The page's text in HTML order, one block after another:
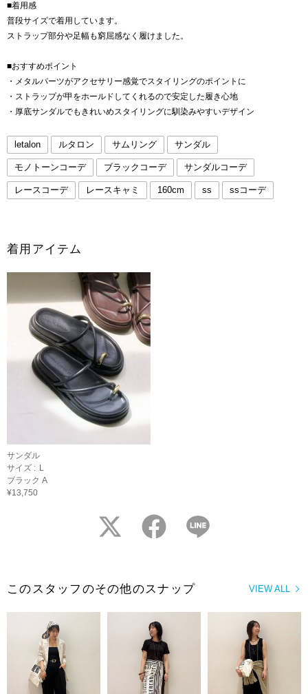
■着用感
普段サイズで着用しています。
ストラップ部分や足幅も窮屈感なく履けました。
■おすすめポイント
・メタルパーツがアクセサリー感覚でスタイリングのポイントに
・ストラップが甲をホールドしてくれるので安定した履き心地
・厚底サンダルでもきれいめスタイリングに馴染みやすいデザイン
letalon ルタロン サムリング サンダル
モノトーンコーデ ブラックコーデ サンダルコーデ
レースコーデ レースキャミ 160cm ss ssコーデ
着用アイテム
サンダル
サイズ : L
ブラック A
¥13,750
twitter facebook
VIEW ALL
このスタッフのその他のスナップ